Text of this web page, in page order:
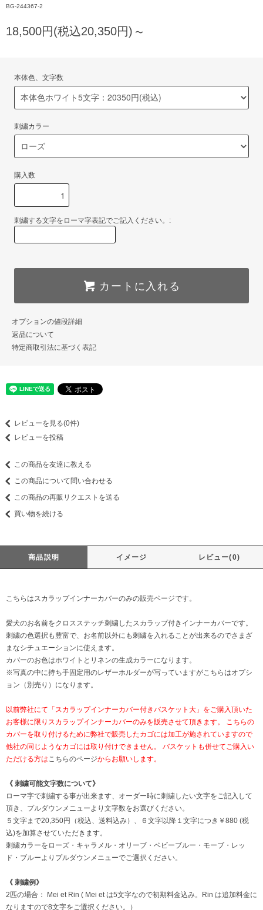
BG-244367-2
18,500円(税込20,350円) 〜
本体色、文字数
刺繍カラー
購入数
刺繍する文字をローマ字表記でご記入ください。:
カートに入れる
オプションの値段詳細
返品について
特定商取引法に基づく表記
レビューを見る(0件)
レビューを投稿
この商品を友達に教える
この商品について問い合わせる
この商品の再販リクエストを送る
買い物を続ける
商品説明 イメージ レビュー(0)
こちらはスカラップインナーカバーのみの販売ページです。
愛犬のお名前をクロスステッチ刺繍したスカラップ付きインナーカバーです。
刺繍の色選択も豊富で、お名前以外にも刺繍を入れることが出来るのでさまざ
まなシチュエーションに使えます。
カバーのお色はホワイトとリネンの生成カラーになります。
※写真の中に持ち手固定用のレザーホルダーが写っていますがこちらはオプシ
ョン（別売り）になります。
以前弊社にて「スカラップインナーカバー付きバスケット大」をご購入頂いた
お客様に限りスカラップインナーカバーのみを販売させて頂きます。 こちらの
カバーを取り付けるために弊社で販売したカゴには加工が施されていますので
他社の同じようなカゴには取り付けできません。 バスケットも併せてご購入い
ただける方は こちらのページからお願いします。
《 刺繍可能文字数について》
ローマ字で刺繍する事が出来ます、オーダー時に刺繍したい文字をご記入して
頂き、プルダウンメニューより文字数をお選びください。
５文字まで20,350円（税込、送料込み）、６文字以降１文字につき￥880 (税
込)を加算させていただきます。
刺繍カラーをローズ・キャラメル・オリーブ・ベビーブルー・モーブ・レッ
ド・ブルーよりプルダウンメニューでご選択ください。
《 刺繍例》
2匹の場合： Mei et Rin ( Mei et は5文字なので初期料金込み。Rin は追加料金に
なりますので8文字をご選択ください。）